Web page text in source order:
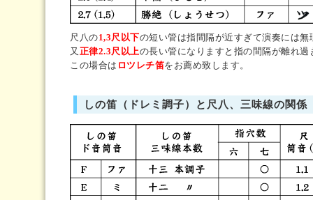
尺八の1,3尺以下の短い管は指間隔が近すぎて演奏には無
又 正律2.3尺以上の長い管になりますと指の間隔が離れ
この場合は ロツレチ笛をお薦め致します。
しの笛（ドレミ調子）と尺八、三味線の関係